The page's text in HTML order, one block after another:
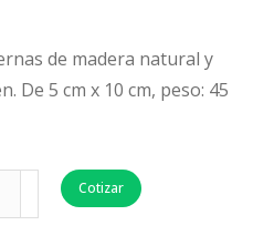
de madera natural y
De 5 cm x 10 cm, peso: 45
Cotizar